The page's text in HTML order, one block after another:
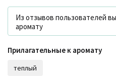
Из отзывов пользователей
аромату
Прилагательные к аромату
теплый